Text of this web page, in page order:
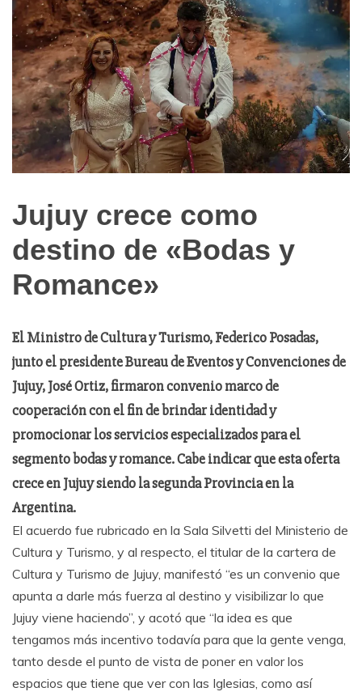
Noticias
Turismo
Jujuy crece como
destino de «Bodas y
Romance»
El Ministro de Cultura y Turismo, Federico Posadas,
junto el presidente Bureau de Eventos y Convenciones de
Jujuy, José Ortiz, firmaron convenio marco de
cooperación con el fin de brindar identidad y
promocionar los servicios especializados para el
segmento bodas y romance. Cabe indicar que esta oferta
crece en Jujuy siendo la segunda Provincia en la
Argentina.
El acuerdo fue rubricado en la Sala Silvetti del Ministerio de
Cultura y Turismo, y al respecto, el titular de la cartera de
Cultura y Turismo de Jujuy, manifestó “es un convenio que
apunta a darle más fuerza al destino y visibilizar lo que
Jujuy viene haciendo”, y acotó que “la idea es que
tengamos más incentivo todavía para que la gente venga,
tanto desde el punto de vista de poner en valor los
espacios que tiene que ver con las Iglesias, como así